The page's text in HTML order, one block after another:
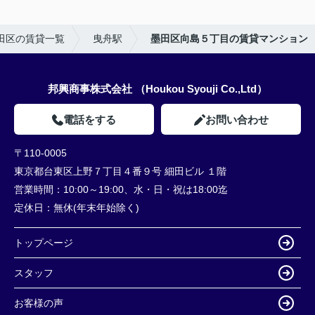
区の賃貸一覧 曳舟駅 墨田区向島５丁目の賃貸マンション
邦興商事株式会社 （Houkou Syouji Co.,Ltd）
電話をする お問い合わせ
〒110-0005
東京都台東区上野７丁目４番９号 細田ビル １階
営業時間： 10:00～19:00、水・日・祝は18:00迄
定休日： 無休(年末年始除く)
トップページ
スタッフ
お客様の声